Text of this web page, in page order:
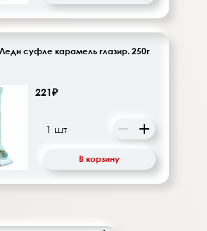
суфле карамель глазир. 250г
221₽
В корзину